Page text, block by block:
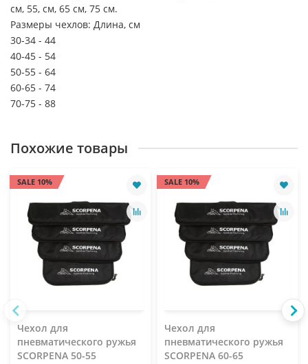
см, 55, см, 65 см, 75 см.
Размеры чехлов: Длина, см
30-34 - 44
40-45 - 54
50-55 - 64
60-65 - 74
70-75 - 88
Похожие товары
SALE 10%
Чехол для
пневматического ружья
SCORPENA 50-55
SALE 10%
Чехол для
пневматического ружья
SCORPENA 60-65